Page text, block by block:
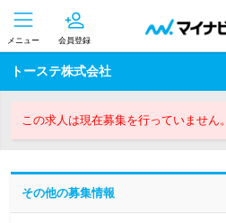
メニュー 会員登録
トーステ株式会社
この求人は現在募集を行っていません。
その他の募集情報